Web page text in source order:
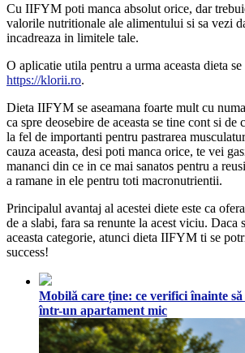
Cu IIFYM poti manca absolut orice, dar
valorile nutritionale ale alimentului si sa vezi
incadreaza in limitele tale.
O aplicatie utila pentru a urma aceasta dieta se
https://klorii.ro.
Dieta IIFYM se aseamana foarte mult cu
ca spre deosebire de aceasta se tine cont si
la fel de importanti pentru pastrarea
cauza aceasta, desi poti manca orice, te vei
mananci din ce in ce mai sanatos pentru a
a ramane in ele pentru toti macronutrientii.
Principalul avantaj al acestei diete este ca
de a slabi, fara sa renunte la acest viciu. Daca
aceasta categorie, atunci dieta IIFYM ti se
success!
Mobilă care ține: ce verifici înainte să
într-un apartament mic